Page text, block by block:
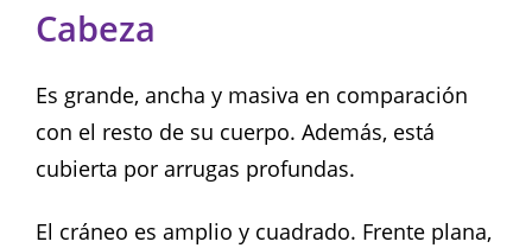
Cabeza
Es grande, ancha y masiva en comparación
con el resto de su cuerpo. Además, está
cubierta por arrugas profundas.
El cráneo es amplio y cuadrado. Frente plana,